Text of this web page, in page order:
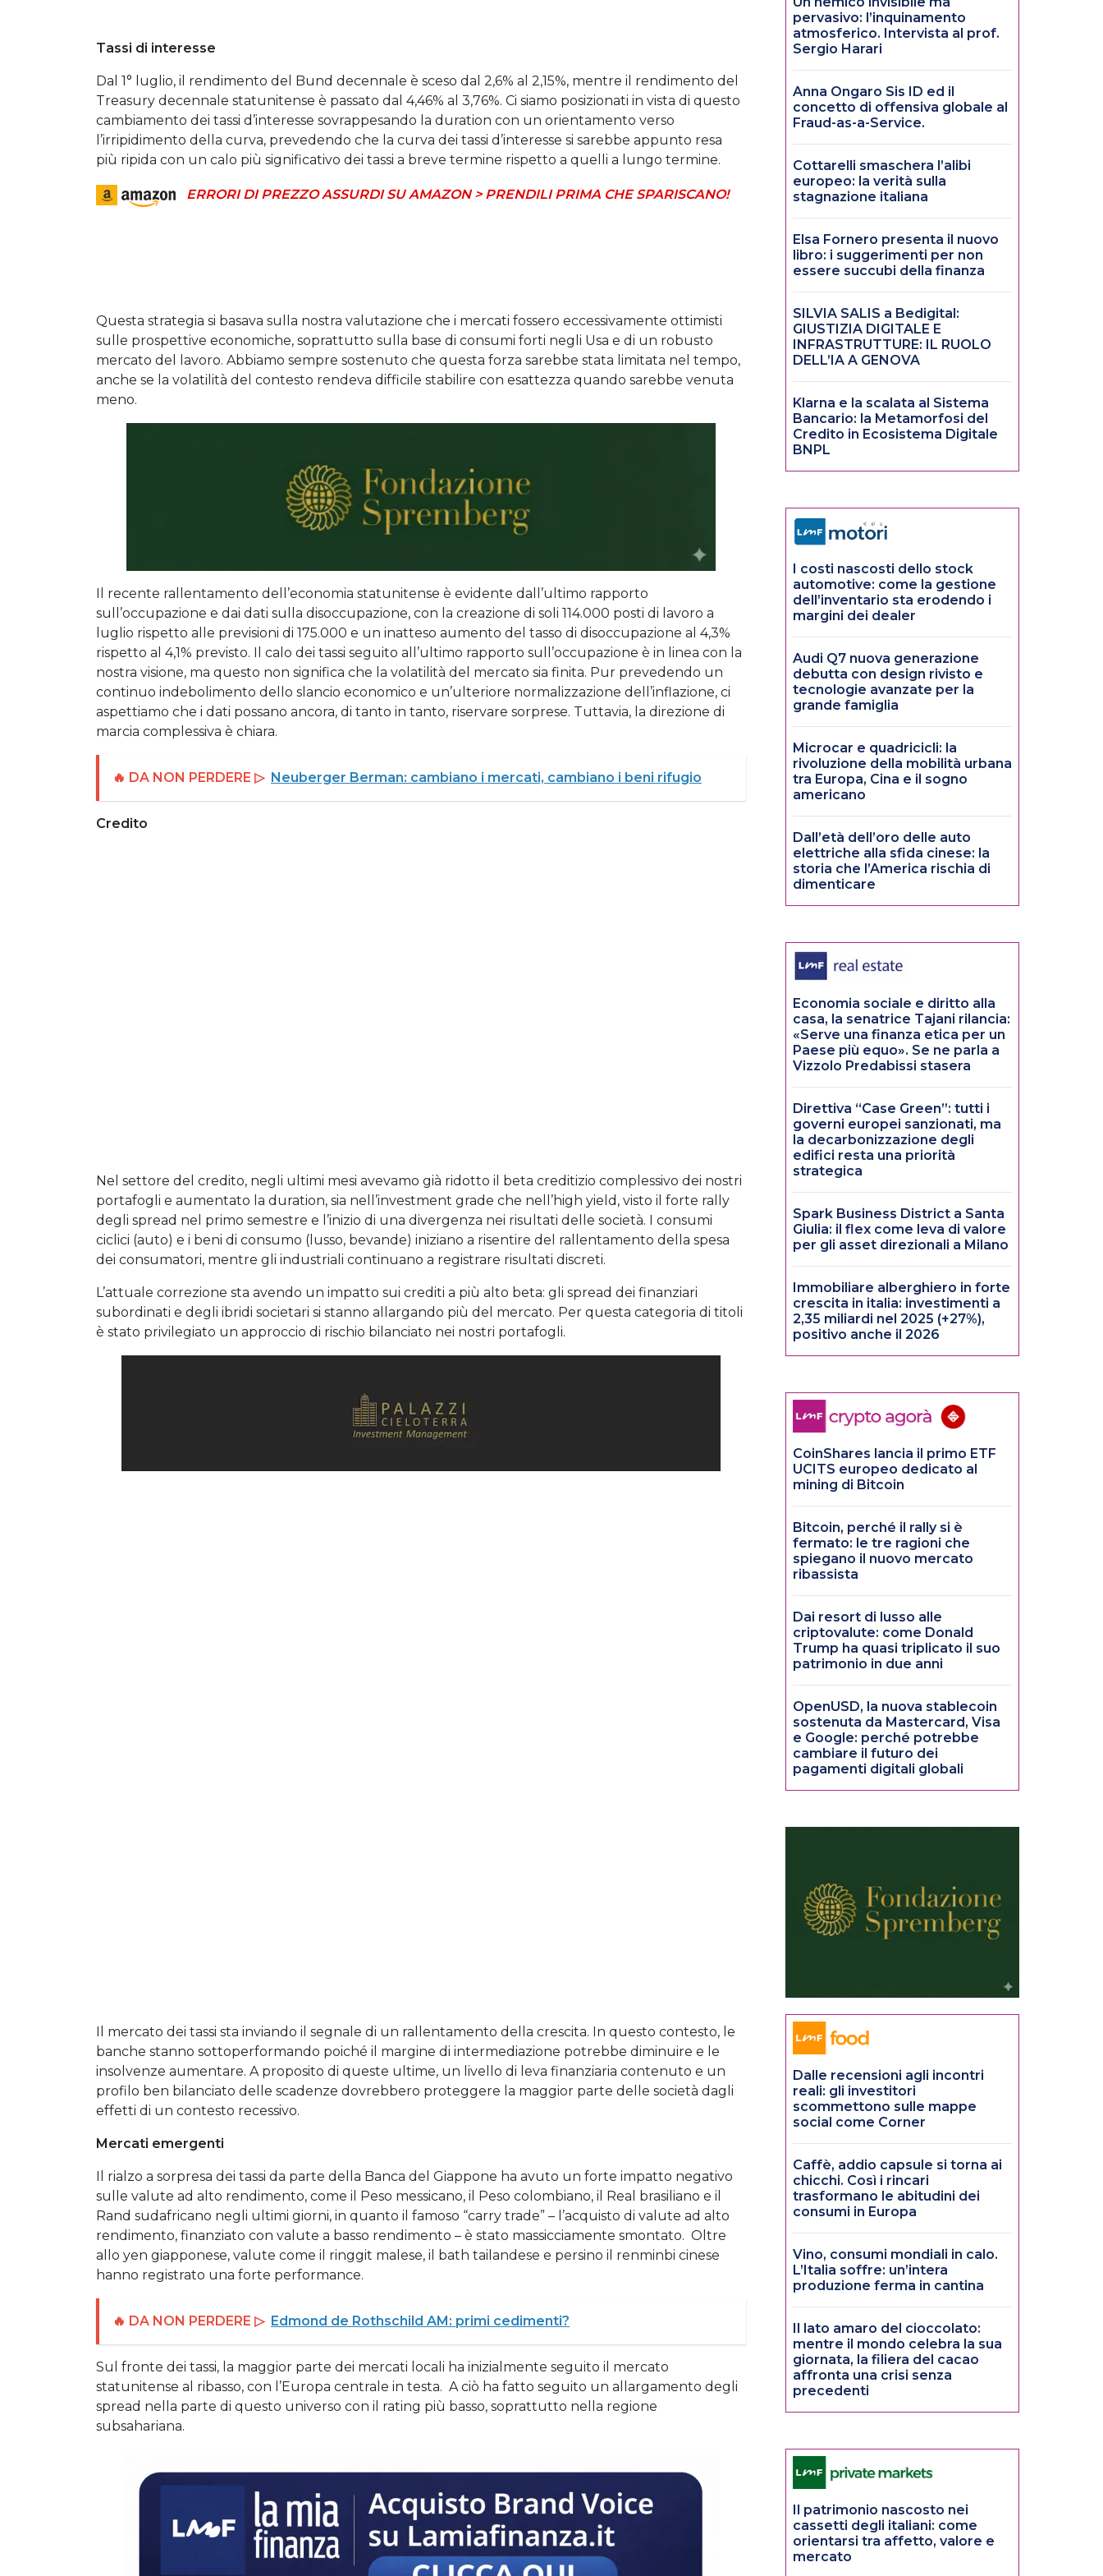
Tassi di interesse
Dal 1° luglio, il rendimento del Bund decennale è sceso dal 2,6% al 2,15%, mentre il rendimento del
Treasury decennale statunitense è passato dal 4,46% al 3,76%. Ci siamo posizionati in vista di questo
cambiamento dei tassi d’interesse sovrappesando la duration con un orientamento verso
l’irripidimento della curva, prevedendo che la curva dei tassi d’interesse si sarebbe appunto resa
più ripida con un calo più significativo dei tassi a breve termine rispetto a quelli a lungo termine.
ERRORI DI PREZZO ASSURDI SU AMAZON > PRENDILI PRIMA CHE SPARISCANO!
Questa strategia si basava sulla nostra valutazione che i mercati fossero eccessivamente ottimisti
sulle prospettive economiche, soprattutto sulla base di consumi forti negli Usa e di un robusto
mercato del lavoro. Abbiamo sempre sostenuto che questa forza sarebbe stata limitata nel tempo,
anche se la volatilità del contesto rendeva difficile stabilire con esattezza quando sarebbe venuta
meno.
Il recente rallentamento dell’economia statunitense è evidente dall’ultimo rapporto
sull’occupazione e dai dati sulla disoccupazione, con la creazione di soli 114.000 posti di lavoro a
luglio rispetto alle previsioni di 175.000 e un inatteso aumento del tasso di disoccupazione al 4,3%
rispetto al 4,1% previsto. Il calo dei tassi seguito all’ultimo rapporto sull’occupazione è in linea con la
nostra visione, ma questo non significa che la volatilità del mercato sia finita. Pur prevedendo un
continuo indebolimento dello slancio economico e un’ulteriore normalizzazione dell’inflazione, ci
aspettiamo che i dati possano ancora, di tanto in tanto, riservare sorprese. Tuttavia, la direzione di
marcia complessiva è chiara.
🔥 DA NON PERDERE ▷ Neuberger Berman: cambiano i mercati, cambiano i beni rifugio
Credito
Nel settore del credito, negli ultimi mesi avevamo già ridotto il beta creditizio complessivo dei nostri
portafogli e aumentato la duration, sia nell’investment grade che nell’high yield, visto il forte rally
degli spread nel primo semestre e l’inizio di una divergenza nei risultati delle società. I consumi
ciclici (auto) e i beni di consumo (lusso, bevande) iniziano a risentire del rallentamento della spesa
dei consumatori, mentre gli industriali continuano a registrare risultati discreti.
L’attuale correzione sta avendo un impatto sui crediti a più alto beta: gli spread dei finanziari
subordinati e degli ibridi societari si stanno allargando più del mercato. Per questa categoria di titoli
è stato privilegiato un approccio di rischio bilanciato nei nostri portafogli.
Il mercato dei tassi sta inviando il segnale di un rallentamento della crescita. In questo contesto, le
banche stanno sottoperformando poiché il margine di intermediazione potrebbe diminuire e le
insolvenze aumentare. A proposito di queste ultime, un livello di leva finanziaria contenuto e un
profilo ben bilanciato delle scadenze dovrebbero proteggere la maggior parte delle società dagli
effetti di un contesto recessivo.
Mercati emergenti
Il rialzo a sorpresa dei tassi da parte della Banca del Giappone ha avuto un forte impatto negativo
sulle valute ad alto rendimento, come il Peso messicano, il Peso colombiano, il Real brasiliano e il
Rand sudafricano negli ultimi giorni, in quanto il famoso “carry trade” – l’acquisto di valute ad alto
rendimento, finanziato con valute a basso rendimento – è stato massicciamente smontato. Oltre
allo yen giapponese, valute come il ringgit malese, il bath tailandese e persino il renminbi cinese
hanno registrato una forte performance.
🔥 DA NON PERDERE ▷ Edmond de Rothschild AM: primi cedimenti?
Sul fronte dei tassi, la maggior parte dei mercati locali ha inizialmente seguito il mercato
statunitense al ribasso, con l’Europa centrale in testa. A ciò ha fatto seguito un allargamento degli
spread nella parte di questo universo con il rating più basso, soprattutto nella regione
subsahariana.
pervasivo: l’inquinamento
atmosferico. Intervista al prof.
Sergio Harari
Anna Ongaro Sis ID ed il
concetto di offensiva globale al
Fraud-as-a-Service.
Cottarelli smaschera l’alibi
europeo: la verità sulla
stagnazione italiana
Elsa Fornero presenta il nuovo
libro: i suggerimenti per non
essere succubi della finanza
SILVIA SALIS a Bedigital:
GIUSTIZIA DIGITALE E
INFRASTRUTTURE: IL RUOLO
DELL’IA A GENOVA
Klarna e la scalata al Sistema
Bancario: la Metamorfosi del
Credito in Ecosistema Digitale
BNPL
I costi nascosti dello stock
automotive: come la gestione
dell’inventario sta erodendo i
margini dei dealer
Audi Q7 nuova generazione
debutta con design rivisto e
tecnologie avanzate per la
grande famiglia
Microcar e quadricicli: la
rivoluzione della mobilità urbana
tra Europa, Cina e il sogno
americano
Dall’età dell’oro delle auto
elettriche alla sfida cinese: la
storia che l’America rischia di
dimenticare
Economia sociale e diritto alla
casa, la senatrice Tajani rilancia:
«Serve una finanza etica per un
Paese più equo». Se ne parla a
Vizzolo Predabissi stasera
Direttiva “Case Green”: tutti i
governi europei sanzionati, ma
la decarbonizzazione degli
edifici resta una priorità
strategica
Spark Business District a Santa
Giulia: il flex come leva di valore
per gli asset direzionali a Milano
Immobiliare alberghiero in forte
crescita in italia: investimenti a
2,35 miliardi nel 2025 (+27%),
positivo anche il 2026
CoinShares lancia il primo ETF
UCITS europeo dedicato al
mining di Bitcoin
Bitcoin, perché il rally si è
fermato: le tre ragioni che
spiegano il nuovo mercato
ribassista
Dai resort di lusso alle
criptovalute: come Donald
Trump ha quasi triplicato il suo
patrimonio in due anni
OpenUSD, la nuova stablecoin
sostenuta da Mastercard, Visa
e Google: perché potrebbe
cambiare il futuro dei
pagamenti digitali globali
Dalle recensioni agli incontri
reali: gli investitori
scommettono sulle mappe
social come Corner
Caffè, addio capsule si torna ai
chicchi. Così i rincari
trasformano le abitudini dei
consumi in Europa
Vino, consumi mondiali in calo.
L’Italia soffre: un’intera
produzione ferma in cantina
Il lato amaro del cioccolato:
mentre il mondo celebra la sua
giornata, la filiera del cacao
affronta una crisi senza
precedenti
Il patrimonio nascosto nei
cassetti degli italiani: come
orientarsi tra affetto, valore e
mercato